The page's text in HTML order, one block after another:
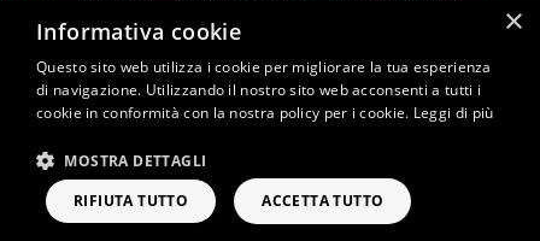
Questo sito è protetto da Google reCAPTCHA
Terms of Service
Privacy Policy Note Legali
RICHIEDI INFORMAZIONI
×
Informativa cookie
Questo sito web utilizza i cookie per migliorare la tua esperienza
di navigazione. Utilizzando il nostro sito web acconsenti a tutti i
cookie in conformità con la nostra policy per i cookie. Leggi di più
ACCETTA TUTTO
RIFIUTA TUTTO
MOSTRA DETTAGLI